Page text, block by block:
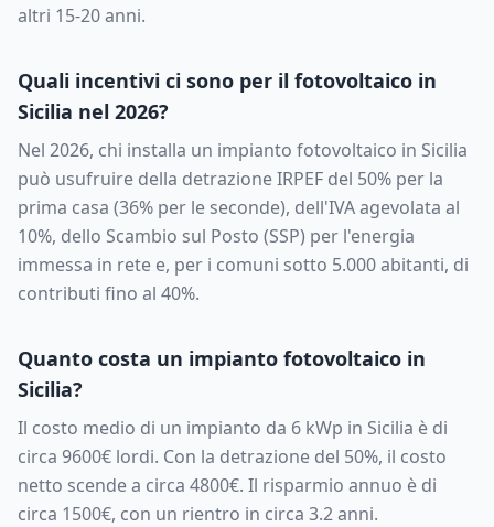
altri 15-20 anni.
Quali incentivi ci sono per il fotovoltaico in
Sicilia nel 2026?
Nel 2026, chi installa un impianto fotovoltaico in Sicilia
può usufruire della detrazione IRPEF del 50% per la
prima casa (36% per le seconde), dell'IVA agevolata al
10%, dello Scambio sul Posto (SSP) per l'energia
immessa in rete e, per i comuni sotto 5.000 abitanti, di
contributi fino al 40%.
Quanto costa un impianto fotovoltaico in
Sicilia?
Il costo medio di un impianto da 6 kWp in Sicilia è di
circa 9600€ lordi. Con la detrazione del 50%, il costo
netto scende a circa 4800€. Il risparmio annuo è di
circa 1500€, con un rientro in circa 3.2anni.